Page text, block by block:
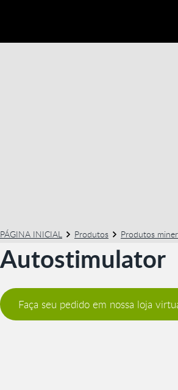
PÁGINA INICIAL Produtos Produtos
Autostimulator
Faça seu pedido em nossa loja